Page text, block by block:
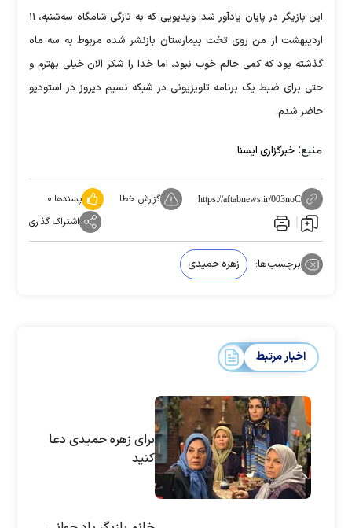
این بازیگر در پایان یادآور شد: ویدیویی که به تازگی شامگاه سه‌شنبه، ۱۱
اردیبهشت از من روی تخت بیمارستان بازنشر شده مربوط به سه ماه
گذشته بود که کمی حالم خوب نبود، اما خدا را شکر الان خیلی بهترم و
حتی برای ضبط یک برنامه تلویزیونی در شبکه نسیم دیروز در استودیو
حاضر شدم.
منبع: خبرگزاری ایسنا
https://aftabnews.ir/003noC گزارش خطا پسندها:۰
اشتراک گذاری
برچسب‌ها: زهره حمیدی
اخبار مرتبط
برای زهره حمیدی دعا
کنید